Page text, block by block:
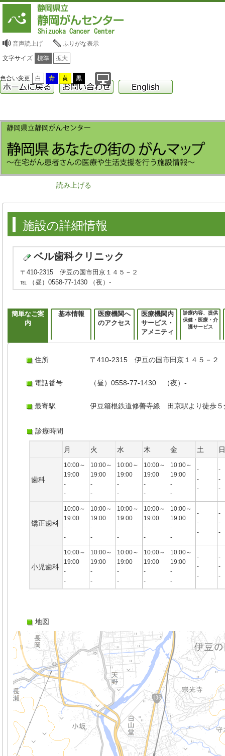
音声読上げ ふりがな表示
文字サイズ 標準 拡大
色合い変更 白 青 黄 黒
読み上げる
施設の詳細情報
ベル歯科クリニック
〒410-2315 伊豆の国市田京１４５－２
℡ （昼）0558-77-1430 （夜）-
簡単なご案
内
基本情報
医療機関へ
のアクセス
医療機関内
サービス・
アメニティ
診療内容、提供
保健・医療・介
護サービス
住所 〒410-2315 伊豆の国市田京１４５－２
電話番号 （昼）0558-77-1430 （夜）-
最寄駅 伊豆箱根鉄道修善寺線 田京駅より徒歩５
診療時間
月 火 水 木 金 土
歯科
10:00～
19:00
-
-
10:00～
19:00
-
-
10:00～
19:00
-
-
10:00～
19:00
-
-
10:00～
19:00
-
-
-
-
-
-
-
-
矯正歯科
10:00～
19:00
-
-
10:00～
19:00
-
-
10:00～
19:00
-
-
10:00～
19:00
-
-
10:00～
19:00
-
-
-
-
-
-
-
-
小児歯科
10:00～
19:00
-
-
10:00～
19:00
-
-
10:00～
19:00
-
-
10:00～
19:00
-
-
10:00～
19:00
-
-
-
-
-
-
-
-
地図